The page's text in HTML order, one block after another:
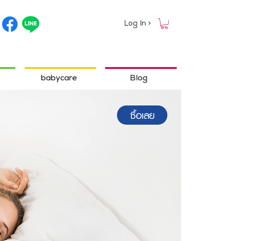
Log In >
babycare Blog
ซื้อเลย